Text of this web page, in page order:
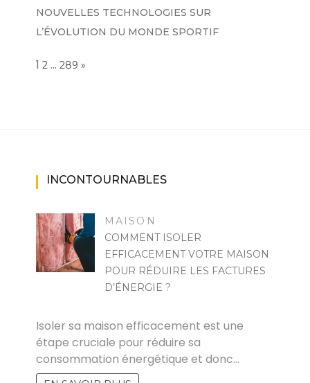
NOUVELLES TECHNOLOGIES SUR
L’ÉVOLUTION DU MONDE SPORTIF
Page:
1 2 … 289 NEXT
»
INCONTOURNABLES
MAISON
COMMENT ISOLER
EFFICACEMENT VOTRE MAISON
POUR RÉDUIRE LES FACTURES
D’ÉNERGIE ?
Isoler sa maison efficacement est une
étape cruciale pour réduire sa
consommation énergétique et donc…